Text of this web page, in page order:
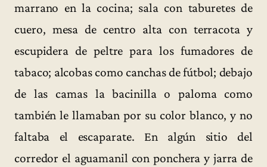
marrano en la cocina; sala con taburetes de
cuero, mesa de centro alta con terracota y
escupidera de peltre para los fumadores de
tabaco; alcobas como canchas de fútbol; debajo
de las camas la bacinilla o paloma como
también le llamaban por su color blanco, y no
faltaba el escaparate. En algún sitio del
corredor el aguamanil con ponchera y jarra de